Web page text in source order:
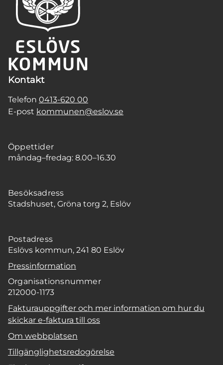
Kontakt
Telefon 0413-620 00
E-post kommunen@eslov.se
Öppettider
måndag–fredag: 8.00–16.30
Besöksadress
Stadshuset, Gröna torg 2, Eslöv
Postadress
Eslövs kommun, 241 80 Eslöv
Pressinformation
Organisationsnummer
212000-1173
Fakturauppgifter och mer information om hur du
skickar e-faktura till oss
Om webbplatsen
Tillgänglighetsredogörelse